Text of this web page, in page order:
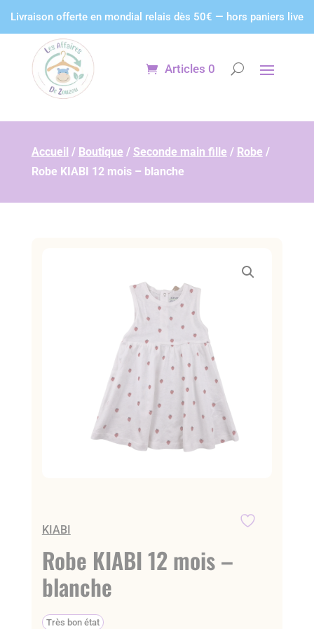
Livraison offerte en mondial relais dès 50€ — hors paniers live
Articles 0
Accueil / Boutique / Seconde main fille / Robe /
Robe KIABI 12 mois – blanche
KIABI
Robe KIABI 12 mois –
blanche
Très bon état
Panneau de gestion des cookies